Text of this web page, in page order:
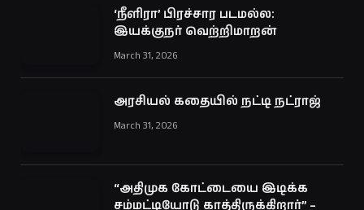
‘நீளிரா’ பிரச்சார படமல்ல:
இயக்குநர் வெற்றிமாறன்
March 31, 2026
அரசியல் கதையில் நட்டி நட்ராஜ்
March 31, 2026
“அதிமுக கோட்டையை இடிக்க
சம்மட்டியோடு காத்திருக்கிறார்” –